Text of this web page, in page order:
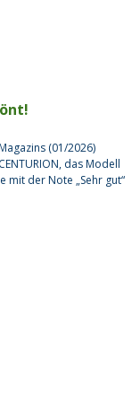
(01/2026)
das Modell
mit der Note „Sehr gut“